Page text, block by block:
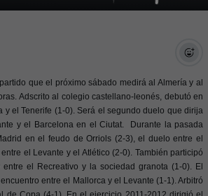
que el próximo sábado medirá al Almería y al
Adscrito al colegio castellano-leonés, debutó en
el Tenerife (1-0). Será el segundo duelo que dirija
y el Barcelona en el Ciutat. Durante la pasada
en el feudo de Orriols (2-3), el duelo entre el
el Levante y el Atlético (2-0). También participó
el Recreativo y la sociedad granota (1-0). El
entre el Mallorca y el Levante (1-1). Arbitró